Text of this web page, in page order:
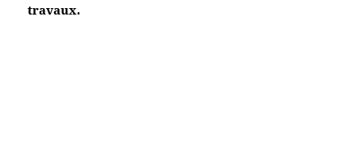
travaux.